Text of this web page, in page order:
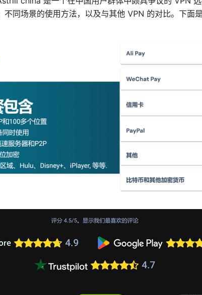
不同场景的使用方法，以及与其他 VPN 的对比。下面